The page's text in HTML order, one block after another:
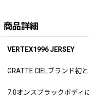
商品詳細
VERTEX1996 JERSEY
GRATTE CIELブランド初
7.0オンスブラックボディ